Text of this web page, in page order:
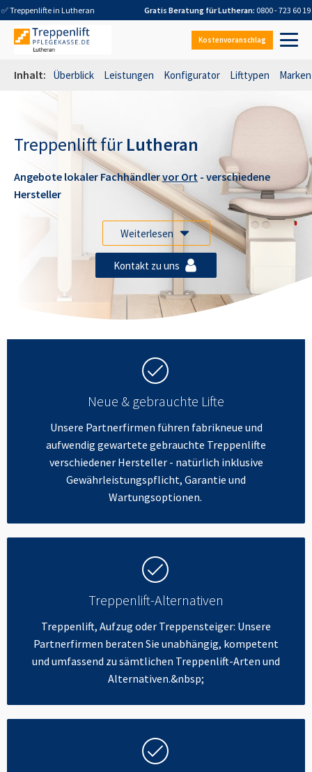
✅ Treppenlifte in Lutheran Gratis Beratung fürLutheran: 0800 - 723 60 19
Kostenvoranschlag
Inhalt: Überblick Leistungen Konfigurator Lifttypen Marken
Treppenlift für Lutheran
Angebote lokaler Fachhändlervor Ort - verschiedene
Hersteller
Weiterlesen
Kontakt zu uns
Neue & gebrauchte Lifte
Unsere Partnerfirmen führen fabrikneue und
aufwendig gewartete gebrauchte Treppenlifte
verschiedener Hersteller - natürlich inklusive
Gewährleistungspflicht, Garantie und
Wartungsoptionen.
Treppenlift-Alternativen
Treppenlift, Aufzug oder Treppensteiger: Unsere
Partnerfirmen beraten Sie unabhängig, kompetent
und umfassend zu sämtlichen Treppenlift-Arten und
Alternativen.&nbsp;